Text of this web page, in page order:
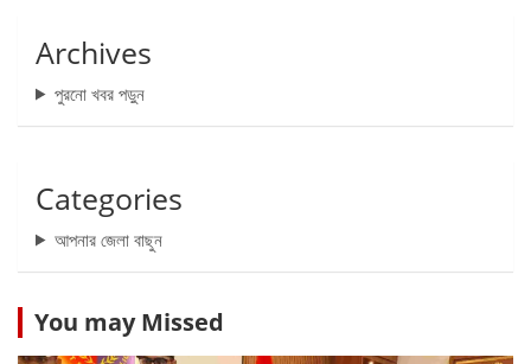
Archives
পুরনো খবর পড়ুন
Categories
আপনার জেলা বাছুন
You may Missed